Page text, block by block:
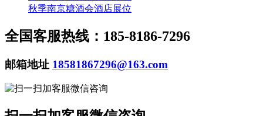
秋季南京糖酒会酒店展位
全国客服热线：185-8186-7296
邮箱地址 18581867296@163.com